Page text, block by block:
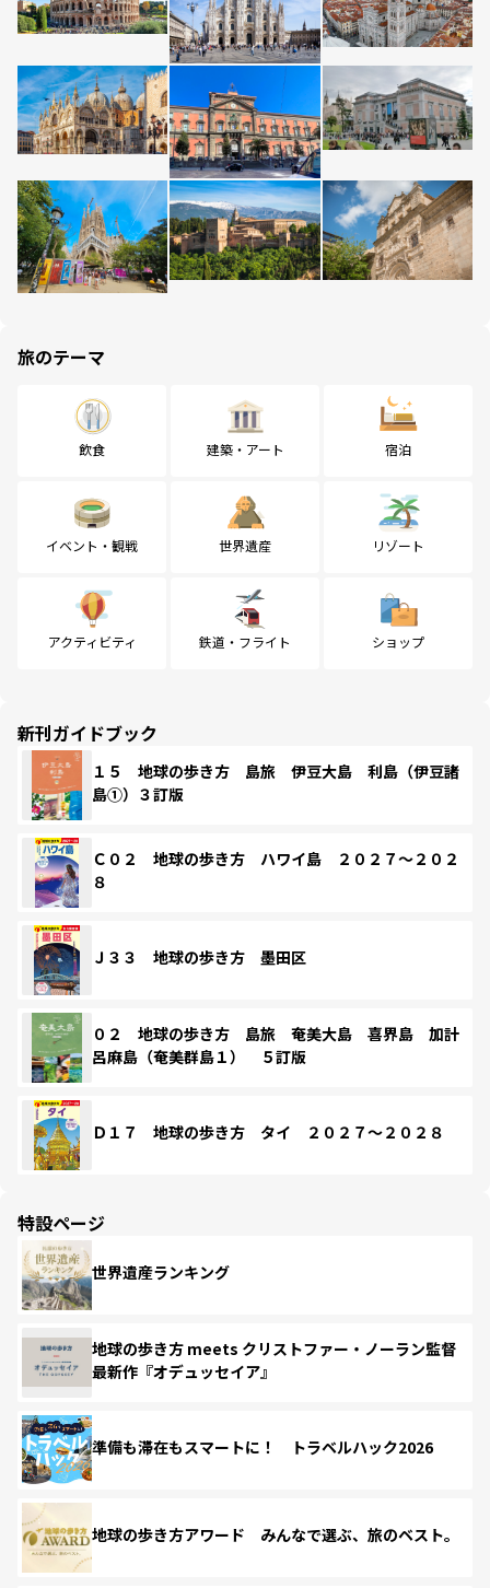
旅のテーマ
飲食 建築・アート 宿泊
イベント・観戦 世界遺産 リゾート
アクティビティ 鉄道・フライト ショップ
新刊ガイドブック
１５ 地球の歩き方 島旅 伊豆大島 利島（伊豆諸
島①）３訂版
Ｃ０２ 地球の歩き方 ハワイ島 ２０２７～２０２
８
Ｊ３３ 地球の歩き方 墨田区
０２ 地球の歩き方 島旅 奄美大島 喜界島 加計
呂麻島（奄美群島１） ５訂版
Ｄ１７ 地球の歩き方 タイ ２０２７～２０２８
特設ページ
世界遺産ランキング
地球の歩き方 meets クリストファー・ノーラン監督
最新作『オデュッセイア』
準備も滞在もスマートに！ トラベルハック2026
地球の歩き方アワード みんなで選ぶ、旅のベスト。